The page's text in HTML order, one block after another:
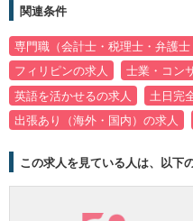
関連条件
専門職（会計士・税理士・弁護
フィリピンの求人
士業・コン
英語を活かせるの求人
土日完
出張あり（海外・国内）の求人
この求人を見ている人は、以下